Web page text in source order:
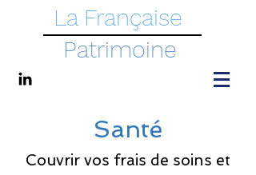
La Française
Patrimoine
Santé
Couvrir vos frais de soins et